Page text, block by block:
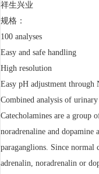
祥生兴业
规格：
100 analyses
Easy and safe handling
High resolution
Easy pH adjustment
Combined analysis of urinary
Catecholamines are a group
noradrenaline and
paraganglions. Since
adrenalin, noradrenalin or